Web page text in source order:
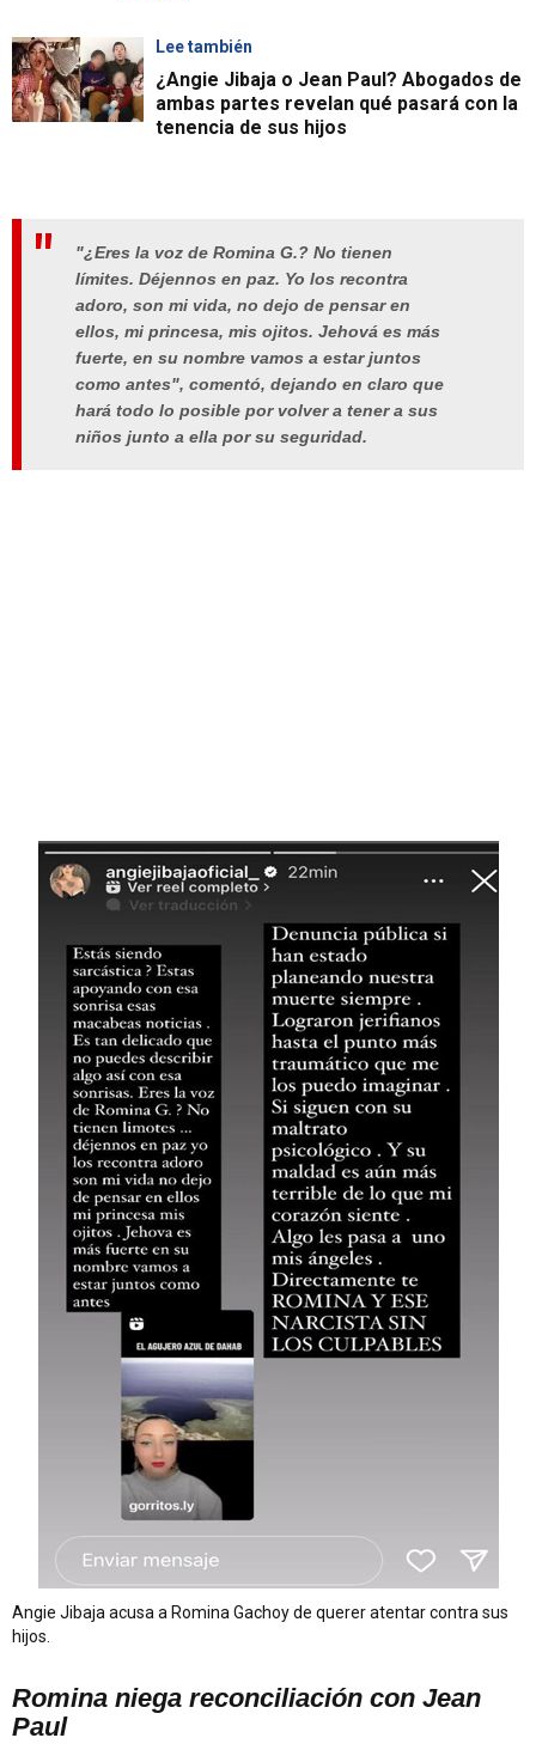
Lee también
¿Angie Jibaja o Jean Paul? Abogados de
ambas partes revelan qué pasará con la
tenencia de sus hijos
"¿Eres la voz de Romina G.? No tienen
límites. Déjennos en paz. Yo los recontra
adoro, son mi vida, no dejo de pensar en
ellos, mi princesa, mis ojitos. Jehová es más
fuerte, en su nombre vamos a estar juntos
como antes", comentó, dejando en claro que
hará todo lo posible por volver a tener a sus
niños junto a ella por su seguridad.
Angie Jibaja acusa a Romina Gachoy de querer atentar contra sus
hijos.
Romina niega reconciliación con Jean
Paul